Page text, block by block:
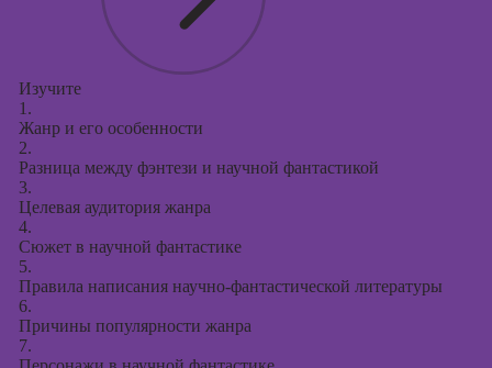
Изучите
1.
Жанр и его особенности
2.
Разница между фэнтези и научной фантастикой
3.
Целевая аудитория жанра
4.
Сюжет в научной фантастике
5.
Правила написания научно-фантастической литературы
6.
Причины популярности жанра
7.